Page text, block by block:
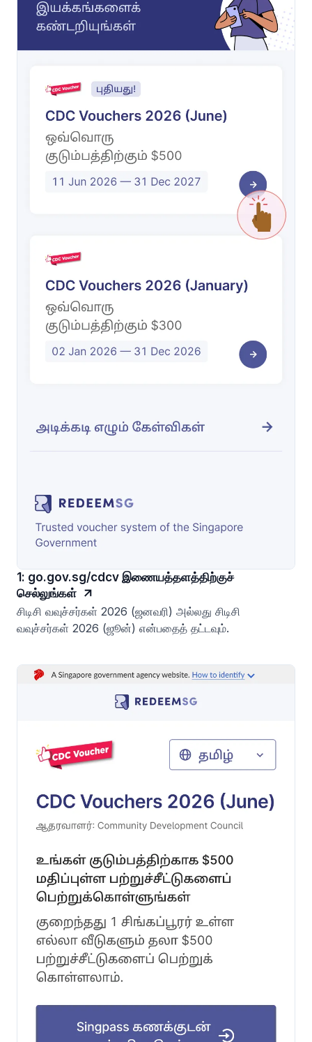
1: go.gov.sg/cdcv இணையத்தளத்திற்குச்
செல்லுங்கள்
சிடிசி வவுச்சர்கள் 2026 (ஜனவரி) அல்லது சிடிசி
வவுச்சர்கள் 2026 (ஜூன்) என்பதைத் தட்டவும்.